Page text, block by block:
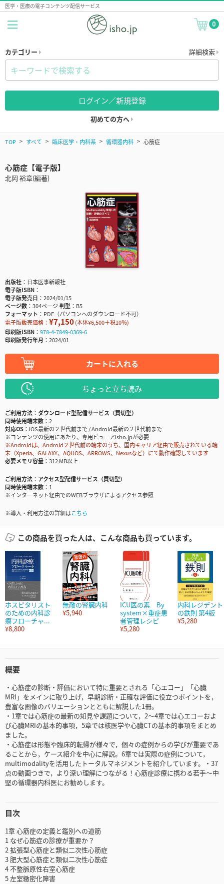
医学・医療の電子コンテンツ配信サービス
0
カテゴリー 詳細検索
ログイン／新規登録
初めての方へ
TOP すべて 臨床医学・内科系 循環器内科 心筋症
心筋症【電子版】
北岡 裕章(編著)
出版社
日本医事新報社
電子版ISBN
電子版発売日
2024/01/15
ページ数
304ページ判型
B5
フォーマット
PDF（パソコンへのダウンロード不可）
電子版販売価格： ¥7,150(本体¥6,500＋税10％)
印刷版ISBN
978-4-7849-0369-6
印刷版発行年月
2024/01
カートに入れる
ちょっと立ち読み
ご利用方法
ダウンロード型配信サービス（買切型）
同時使用端末数
2
対応OS
iOS最新の２世代前まで / Android最新の２世代前まで
※コンテンツの使用にあたり、専用ビューアisho.jpが必要
※Androidは、Android２世代前の端末のうち、国内キャリア経由で販売されている端
末（Xperia、GALAXY、AQUOS、ARROWS、Nexusなど）にて動作確認しています
必要メモリ容量
312 MB以上
ご利用方法
アクセス型配信サービス（買切型）
同時使用端末数
1
※インターネット経由でのWEBブラウザによるアクセス参照
※導入・利用方法の詳細はこちら
この商品を買った人は、こんな商品も買っています。
ホスピタリスト
のための内科診
療フローチャ...
¥8,800
無敵の腎臓内科
¥5,940
ICU医の素 By
system×重症患
者管理レシピ
¥5,280
内科レジデント
の鉄則 第4版
¥5,280
概要
・心筋症の診断・評価において特に重要とされる「心エコー」「心臓
MRI」をメインに取り上げ，早期診断・正確な評価に役立つポイントを，
豊富な画像のバリエーションとともに解説した1冊。
・1章では心筋症の最新の知見や課題について，2～4章では心エコーおよ
び心臓MRIの基本的事項，5章では核医学や心臓CTの基本的事項をまとめ
ました。
・心筋症は形態や臨床的転帰が様々で，個々の症例からの学びが重要であ
ることから，ケース紹介を中心に解説。6章では実際の症例について，
multimodalityを活用したトータルマネジメントを紹介しています。・37
点の動画つきで，より深い理解につながる！心筋症診療に携わる若手～中
堅の循環器内科医にお勧めします。
目次
1章 心筋症の定義と鑑別への道筋
1 なぜ心筋症の診療が重要か？
2 拡張型心筋症と類似二次性心筋症
3 肥大型心筋症と類似二次性心筋症
4 不整脈原性右室心筋症
5 左室緻密化障害